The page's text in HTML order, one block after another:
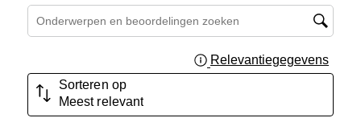
Onderwerpen en beoordelingen zoeken per regio
Relevantiegegevens
Sorteren op
Meest relevant